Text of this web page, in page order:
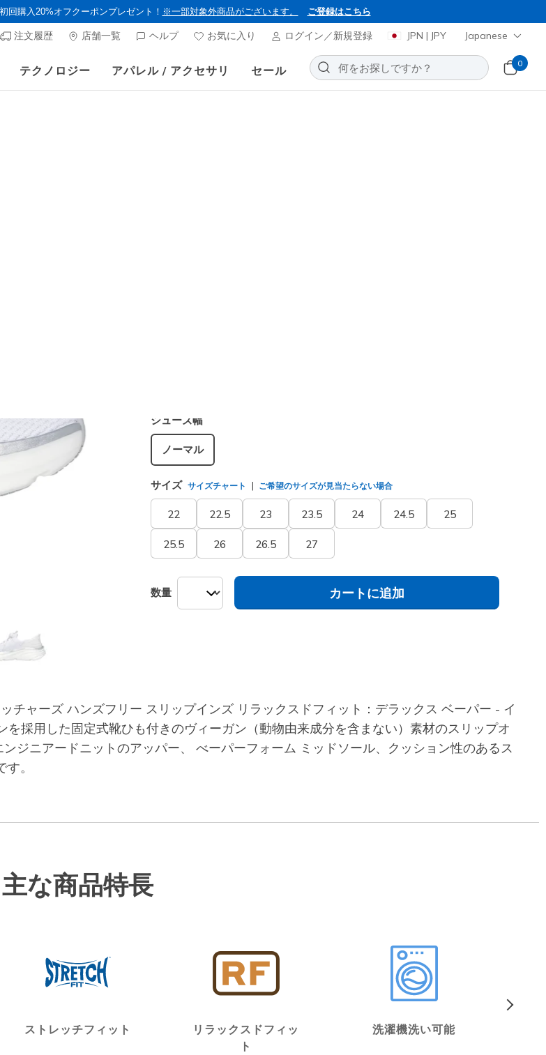
回購入20%オフクーポンプレゼント！ ※一部対象外商品がございます。 ご登録はこちら
注文履歴 店舗一覧 ヘルプ お気に入り ログイン／新規登録 JPN | JPY Japanese
テクノロジー アパレル / アクセサリ セール
0
シューズ幅
ノーマル
サイズ サイズチャート ご希望のサイズが見当たらない場合
22 22.5 23 23.5 24 24.5 25
25.5 26 26.5 27
数量 カートに追加
チャーズ ハンズフリー スリップインズ リラックスドフィット：デラックス ベーパー - イ
採用した固定式靴ひも付きのヴィーガン（動物由来成分を含まない）素材のスリップオ
ジニアードニットのアッパー、 べーパーフォーム ミッドソール、クッション性のあるス
。
主な商品特長
ストレッチフィット
リラックスドフィッ
ト
洗濯機洗い可能